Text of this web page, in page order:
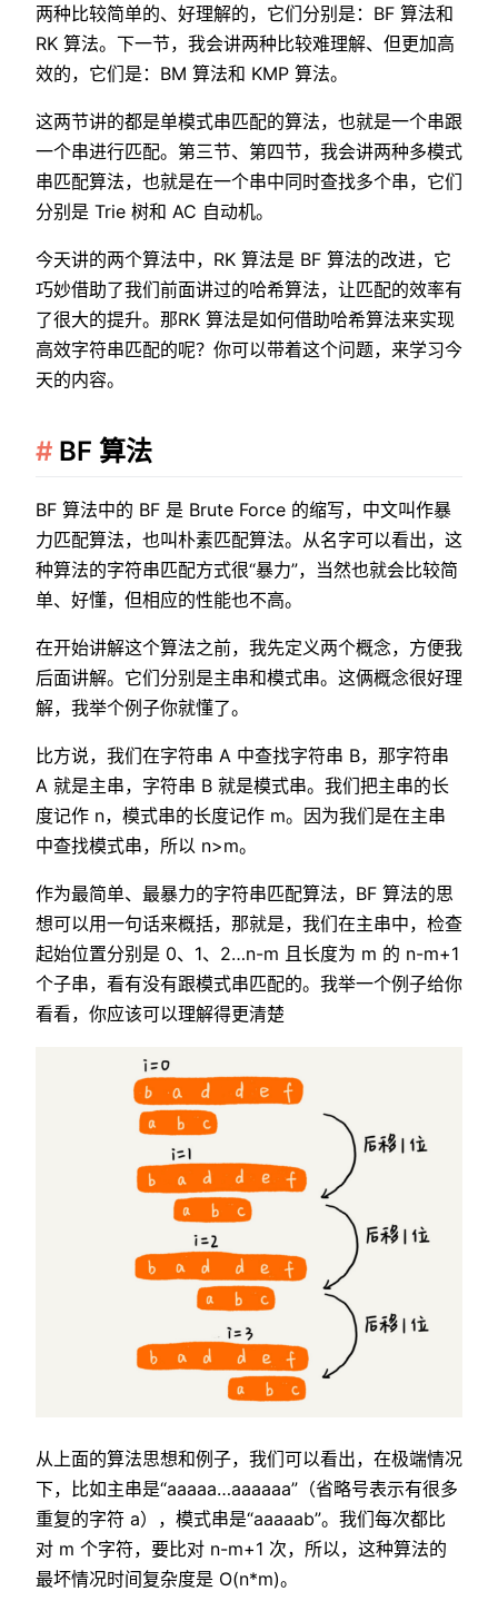
两种比较简单的、好理解的，它们分别是：BF 算法和
RK 算法。下一节，我会讲两种比较难理解、但更加高
效的，它们是：BM 算法和 KMP 算法。
这两节讲的都是单模式串匹配的算法，也就是一个串跟
一个串进行匹配。第三节、第四节，我会讲两种多模式
串匹配算法，也就是在一个串中同时查找多个串，它们
分别是 Trie 树和 AC 自动机。
今天讲的两个算法中，RK 算法是 BF 算法的改进，它
巧妙借助了我们前面讲过的哈希算法，让匹配的效率有
了很大的提升。那RK 算法是如何借助哈希算法来实现
高效字符串匹配的呢？你可以带着这个问题，来学习今
天的内容。
BF 算法
BF 算法中的 BF 是 Brute Force 的缩写，中文叫作暴
力匹配算法，也叫朴素匹配算法。从名字可以看出，这
种算法的字符串匹配方式很“暴力”，当然也就会比较简
单、好懂，但相应的性能也不高。
在开始讲解这个算法之前，我先定义两个概念，方便我
后面讲解。它们分别是主串和模式串。这俩概念很好理
解，我举个例子你就懂了。
比方说，我们在字符串 A 中查找字符串 B，那字符串
A 就是主串，字符串 B 就是模式串。我们把主串的长
度记作 n，模式串的长度记作 m。因为我们是在主串
中查找模式串，所以 n>m。
作为最简单、最暴力的字符串匹配算法，BF 算法的思
想可以用一句话来概括，那就是，我们在主串中，检查
起始位置分别是 0、1、2…n-m 且长度为 m 的 n-m+1
个子串，看有没有跟模式串匹配的。我举一个例子给你
看看，你应该可以理解得更清楚
从上面的算法思想和例子，我们可以看出，在极端情况
下，比如主串是“aaaaa…aaaaaa”（省略号表示有很多
重复的字符 a），模式串是“aaaaab”。我们每次都比
对 m 个字符，要比对 n-m+1 次，所以，这种算法的
最坏情况时间复杂度是 O(n*m)。